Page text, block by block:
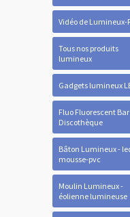
Vidéo de Lumineux-
Tous nos produits
lumineux
Gadgets lumineux
Fluo Fluorescent Bar
Discothèque
Bâton Lumineux -
mousse-pvc
Moulin Lumineux -
éolienne lumineuse